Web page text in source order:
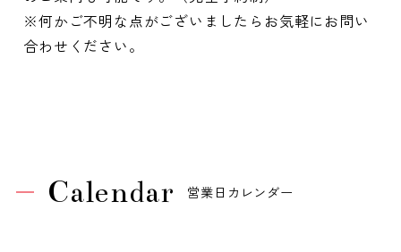
※何かご不明な点がございましたらお気軽にお問い
合わせください。
Calendar 営業日カレンダー